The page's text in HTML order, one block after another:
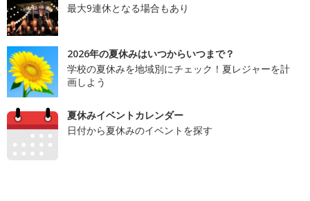
最大9連休となる場合もあり
2026年の夏休みはいつからいつまで？
学校の夏休みを地域別にチェック！夏レジャーを計
画しよう
夏休みイベントカレンダー
日付から夏休みのイベントを探す